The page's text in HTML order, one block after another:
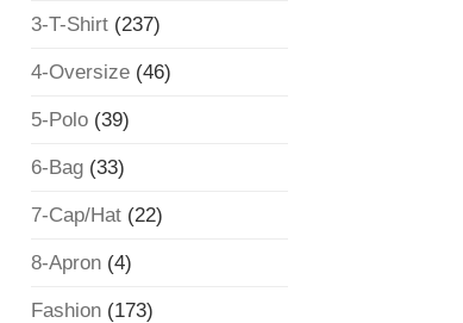
3-T-Shirt(237)
4-Oversize(46)
5-Polo(39)
6-Bag(33)
7-Cap/Hat(22)
8-Apron(4)
Fashion(173)